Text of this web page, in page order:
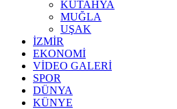
KÜTAHYA
MUĞLA
UŞAK
İZMİR
EKONOMİ
VİDEO GALERİ
SPOR
DÜNYA
KÜNYE